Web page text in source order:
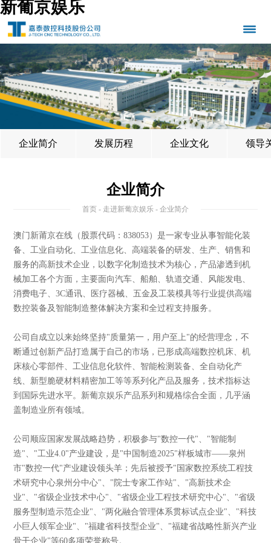
新葡京娱乐
企业简介 发展历程 企业文化 领导
企业简介
首页 - 走进新葡京娱乐 - 企业简介
澳门新莆京在线（股票代码：838053）是一家专业从事智能化装
备、工业自动化、工业信息化、高端装备的研发、生产、销售和
服务的高新技术企业，以数字化制造技术为核心，产品渗透到机
械加工各个方面，主要面向汽车、船舶、轨道交通、风能发电、
消费电子、3C通讯、医疗器械、五金及工装模具等行业提供高端
数控装备及智能制造整体解决方案和全过程支持服务。
公司自成立以来始终坚持"质量第一，用户至上"的经营理念，不
断通过创新产品打造属于自己的市场，已形成高端数控机床、机
床核心零部件、工业信息化软件、智能检测装备、全自动化产
线、新型脆硬材料精密加工等等系列化产品及服务，技术指标达
到国际先进水平。新葡京娱乐产品系列和规格综合全面，几乎涵
盖制造业所有领域。
公司顺应国家发展战略趋势，积极参与"数控一代"、"智能制
造"、"工业4.0"产业建设，是"中国制造2025"样板城市——泉州
市"数控一代"产业建设领头羊；先后被授予"国家数控系统工程技
术研究中心泉州分中心"、"院士专家工作站"、"高新技术企
业"、"省级企业技术中心"、"省级企业工程技术研究中心"、"省级
服务型制造示范企业"、"两化融合管理体系贯标试点企业"、"科技
小巨人领军企业"、"福建省科技型企业"、"福建省战略性新兴产业
骨干企业"等60多项荣誉称号。